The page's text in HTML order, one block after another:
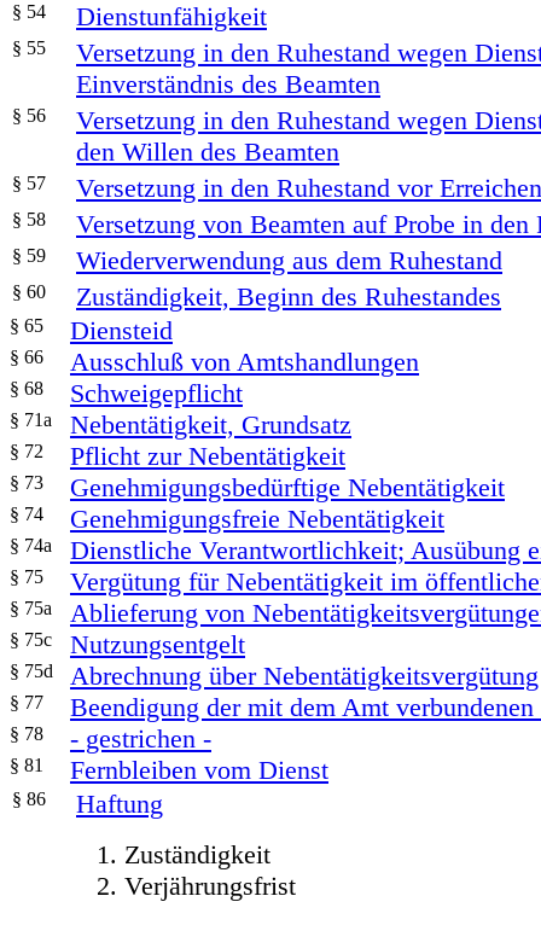
§ 54 Dienstunfähigkeit
§ 55
Versetzung in den Ruhestand wegen
Einverständnis des Beamten
§ 56
Versetzung in den Ruhestand wegen
den Willen des Beamten
§ 57 Versetzung in den Ruhestand vor
§ 58 Versetzung von Beamten auf Probe in den
§ 59 Wiederverwendung aus dem Ruhestand
§ 60 Zuständigkeit, Beginn des Ruhestandes
§ 65 Diensteid
§ 66 Ausschluß von Amtshandlungen
§ 68 Schweigepflicht
§ 71a Nebentätigkeit, Grundsatz
§ 72 Pflicht zur Nebentätigkeit
§ 73 Genehmigungsbedürftige Nebentätigkeit
§ 74 Genehmigungsfreie Nebentätigkeit
§ 74a Dienstliche Verantwortlichkeit; Ausübung
§ 75 Vergütung für Nebentätigkeit im
§ 75a Ablieferung von
§ 75c Nutzungsentgelt
§ 75d Abrechnung über Nebentätigkeitsvergütung
§ 77 Beendigung der mit dem Amt
§ 78 - gestrichen -
§ 81 Fernbleiben vom Dienst
§ 86
Haftung
Zuständigkeit
Verjährungsfrist